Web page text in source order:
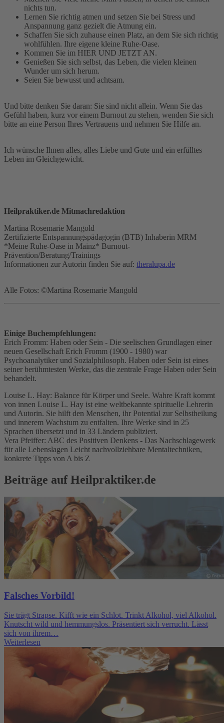
nichts tun.
Lernen Sie richtig atmen und setzen Sie bei Stress und
Anspannung ganz gezielt die Atmung ein.
Schaffen Sie sich zuhause einen Platz, an dem Sie sich richtig
wohlfühlen. Ihre eigene kleine Ruhe-Oase.
Kommen Sie im HIER UND JETZT AN.
Genießen Sie sich selbst, das Leben, die vielen kleinen
Wunder um sich herum.
Seien Sie bewusst und achtsam.
Und bitte denken Sie daran: Sie sind nicht allein. Wenn Sie das
Gefühl haben, kurz vor einem Burnout zu stehen, wenden Sie sich
bitte an eine Person Ihres Vertrauens und nehmen Sie Hilfe an.
Ich wünsche Ihnen alles, alles Liebe und Gute und ein erfülltes
Leben im Gleichgewicht.
Heilpraktiker.de Mitmachredaktion
Martina Rosemarie Mangold
Zertifizierte Entspannungspädagogin (BTB) Inhaberin MRM
*Meine Ruhe-Oase in Mainz* Burnout-
Prävention/Beratung/Trainings
Informationen zur Autorin finden Sie auf: theralupa.de
Alle Fotos: ©Martina Rosemarie Mangold
Einige Buchempfehlungen:
Erich Fromm: Haben oder Sein - Die seelischen Grundlagen einer
neuen Gesellschaft Erich Fromm (1900 - 1980) war
Psychoanalytiker und Sozialphilosoph. Haben oder Sein ist eines
seiner berühmtesten Werke, das die zentrale Frage Haben oder Sein
behandelt.
Louise L. Hay: Balance für Körper und Seele. Wahre Kraft kommt
von innen Louise L. Hay ist eine weltbekannte spirituelle Lehrerin
und Autorin. Sie hilft den Menschen, ihr Potential zur Selbstheilung
und innerem Wachstum zu entfalten. Ihre Werke sind in 25
Sprachen übersetzt und in 33 Ländern publiziert.
Vera Pfeiffer: ABC des Positiven Denkens - Das Nachschlagewerk
für alle Lebenslagen Leicht nachvollziehbare Mentaltechniken,
konkrete Tipps von A bis Z
Beiträge auf Heilpraktiker.de
Falsches Vorbild!
Sie trägt Strapse. Kifft wie ein Schlot. Trinkt Alkohol, viel Alkohol.
Knutscht wild und hemmungslos. Präsentiert sich verrucht. Lässt
sich von ihrem…
Weiterlesen